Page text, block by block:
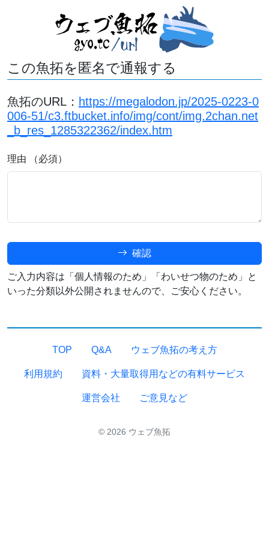
この魚拓を匿名で通報する
魚拓のURL： https://megalodon.jp/2025-0223-0
006-51/c3.ftbucket.info/img/cont/img.2chan.net
_b_res_1285322362/index.htm
理由 （必須）
確認
ご入力内容は「個人情報のため」「わいせつ物のため」と
いった分類以外公開されませんので、ご安心ください。
TOP Q&A ウェブ魚拓の考え方
利用規約 資料・大量取得用などの有料サービス
運営会社 ご意見など
© 2026 ウェブ魚拓